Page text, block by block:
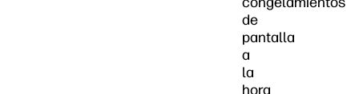
de
pantalla
a
la
hora